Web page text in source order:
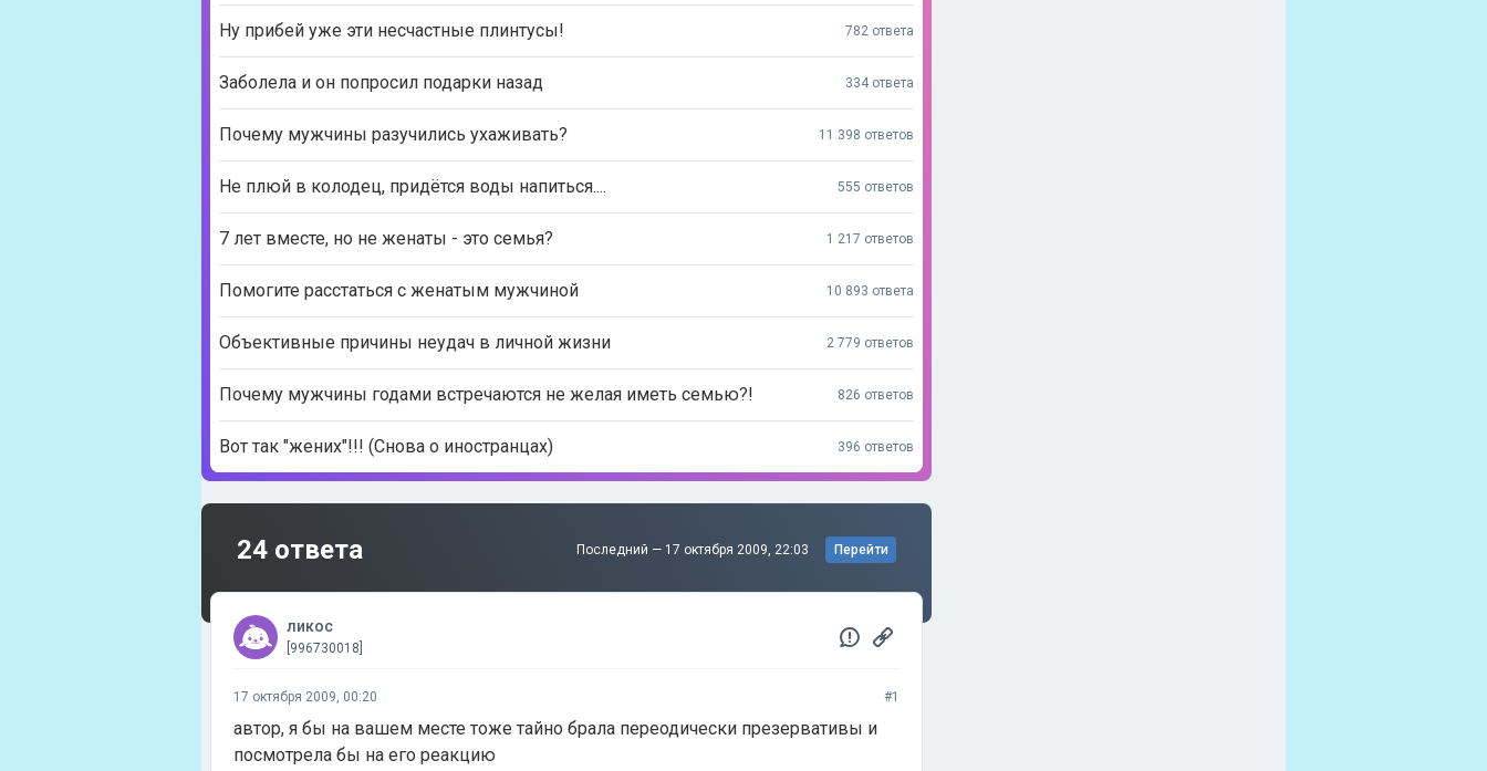
Ну прибей уже эти несчастные плинтусы! 782 ответа
Заболела и он попросил подарки назад 334 ответа
Почему мужчины разучились ухаживать? 11 398 ответов
Не плюй в колодец, придётся воды напиться.... 555 ответов
7 лет вместе, но не женаты - это семья? 1 217 ответов
Помогите расстаться с женатым мужчиной 10 893 ответа
Объективные причины неудач в личной жизни 2 779 ответов
Почему мужчины годами встречаются не желая иметь семью?! 826 ответов
Вот так "жених"!!! (Снова о иностранцах) 396 ответов
24 ответа Последний — 17 октября 2009, 22:03 Перейти
ликос
[996730018]
17 октября 2009, 00:20 #1
автор, я бы на вашем месте тоже тайно брала переодически презервативы и
посмотрела бы на его реакцию